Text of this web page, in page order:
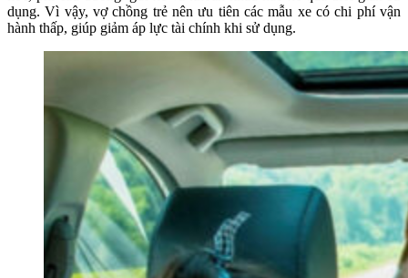
dụng. Vì vậy, vợ chồng trẻ nên ưu tiên các mẫu xe có chi phí vận
hành thấp, giúp giảm áp lực tài chính khi sử dụng.